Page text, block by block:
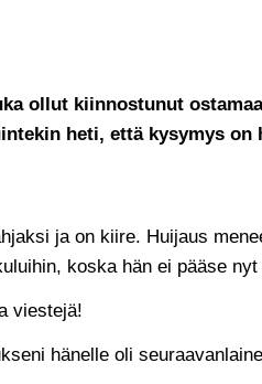
ollut kiinnostunut
heti, että kysymys
ja on kiire. Huijaus
koska hän ei pääse
viestejä!
hänelle oli